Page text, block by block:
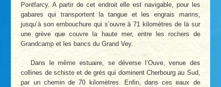
Pontfarcy. A partir de cet endroit elle est navigable, pour les
gabares qui transportent la tangue et les engrais marins,
jusqu’à son embouchure qui s’ouvre à 71 kilomètres de là sur
une grève que couvre la haute mer, entre les rochers de
Grandcamp et les bancs du Grand Vey.
Dans le même estuaire, se déverse l’Ouve, venue des
collines de schiste et de grès qui dominent Cherbourg au Sud,
par un chemin de 70 kilomètres. Enfin, dans ces eaux de